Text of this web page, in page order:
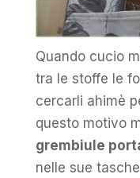
Quando cucio
tra le stoffe le
cercarli ahimè
questo motivo
grembiule
nelle sue